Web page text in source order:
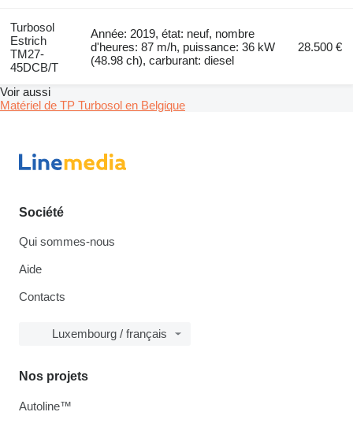
Turbosol
Estrich
TM27-
45DCB/T
Année: 2019, état: neuf, nombre
d'heures: 87 m/h, puissance: 36 kW
(48.98 ch), carburant: diesel
28.500 €
Voir aussi
Matériel de TP Turbosol en Belgique
Société
Qui sommes-nous
Aide
Contacts
Luxembourg / français
Nos projets
Autoline™